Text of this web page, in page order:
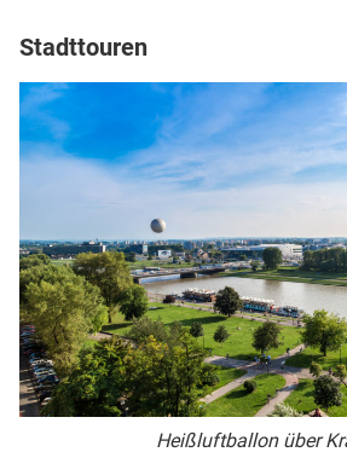
Stadttouren
Heißluftballon über